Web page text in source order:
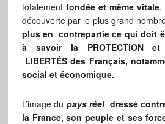
totalementfondée et même vitale.
découverte par le plus grand
plus en contrepartie ce qui doit
à savoir la PROTECTION et
LIBERTÉS des Français,
social et économique.
L’image du pays réeldressé
la France, son peuple et ses